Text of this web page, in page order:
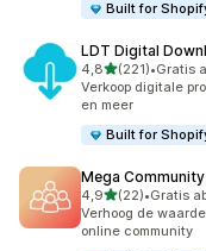
Built for
LDT Digital
4,8van 5 sterren
(221)
221 recensies in
•Gratis
Verkoop digitale
en meer
Built for
Mega Community
4,9van 5 sterren
(22)
22 recensies in
•Gratis
Verhoog de
online community